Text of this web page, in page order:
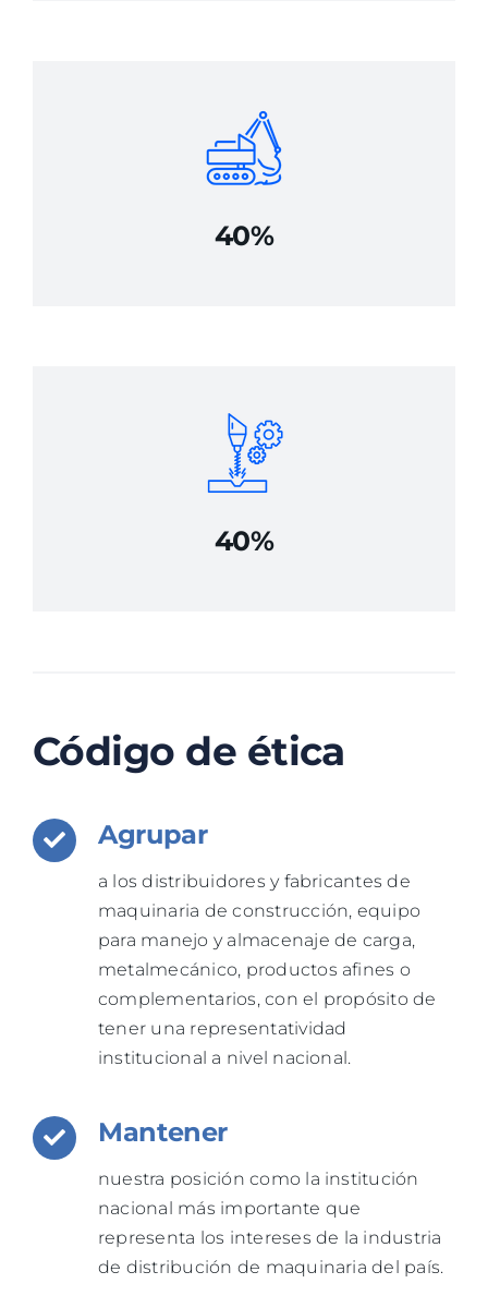
40%
40%
Código de ética
Agrupar
a los distribuidores y fabricantes de
maquinaria de construcción, equipo
para manejo y almacenaje de carga,
metalmecánico, productos afines o
complementarios, con el propósito de
tener una representatividad
institucional a nivel nacional.
Mantener
nuestra posición como la institución
nacional más importante que
representa los intereses de la industria
de distribución de maquinaria del país.